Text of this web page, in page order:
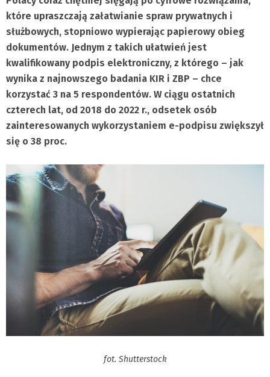
które upraszczają załatwianie spraw prywatnych i
służbowych, stopniowo wypierając papierowy obieg
dokumentów. Jednym z takich ułatwień jest
kwalifikowany podpis elektroniczny, z którego – jak
wynika z najnowszego badania KIR i ZBP – chce
korzystać 3 na 5 respondentów. W ciągu ostatnich
czterech lat, od 2018 do 2022 r., odsetek osób
zainteresowanych wykorzystaniem e-podpisu zwiększył
się o 38 proc.
fot. Shutterstock